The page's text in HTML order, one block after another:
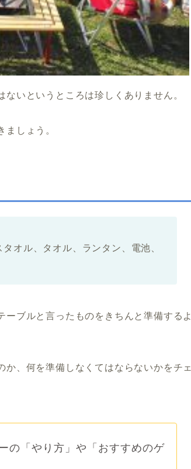
いというところは珍しくありません。
しょう。
オル、タオル、ランタン、電池、
ブルと言ったものをきちんと準備するよ
、何を準備しなくてはならないかをチェ
の「やり方」や「おすすめのゲ